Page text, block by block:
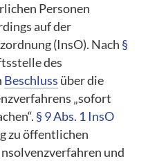
Personen
auf der
(InsO). Nach §
des
Beschluss über die
„sofort
§ 9 Abs. 1 InsO
zu öffentlichen
und